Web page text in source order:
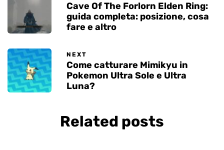
Cave Of The Forlorn Elden Ring:
guida completa: posizione, cosa
fare e altro
NEXT
Come catturare Mimikyu in
Pokemon Ultra Sole e Ultra
Luna?
Related posts